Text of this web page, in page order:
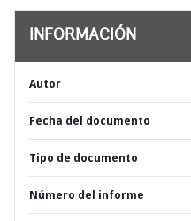
INFORMACIÓN
Autor
Fecha del documento
Tipo de documento
Número del informe